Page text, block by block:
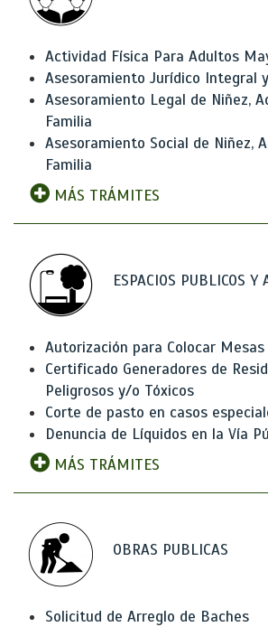
Actividad Física Para Adultos
Asesoramiento Jurídico Integral
Asesoramiento Legal de Niñez,
Familia
Asesoramiento Social de Niñez,
Familia
MÁS TRÁMITES
ESPACIOS PUBLICOS
Autorización para Colocar Mesas
Certificado Generadores de
Peligrosos y/o Tóxicos
Corte de pasto en casos
Denuncia de Líquidos en la Vía
MÁS TRÁMITES
OBRAS PUBLICAS
Solicitud de Arreglo de Baches